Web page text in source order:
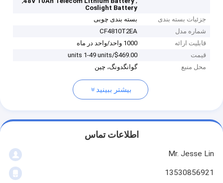
Coslight Battery
جزئیات بسته بندی
بسته بندی چوبی
شماره مدل
CF4810T2EA
قابلیت ارائه
1000 واحد/واحد در ماه
قیمت
$469.00/units 1-49 units
محل منبع
گوانگدونگ، چین
بیشتر ببینید
اطلاعات تماس
Mr. Jesse Lin
13530856921